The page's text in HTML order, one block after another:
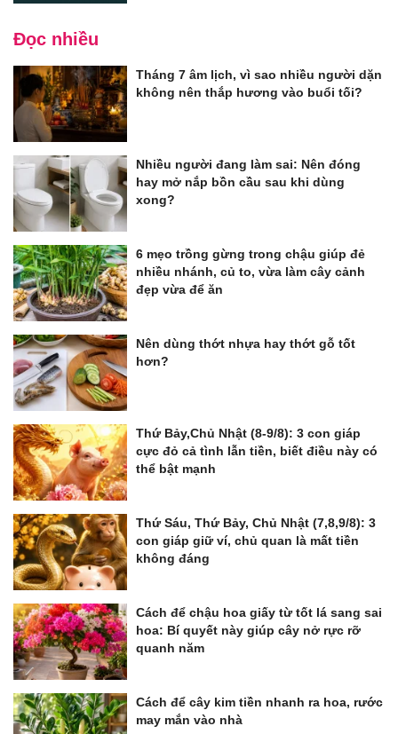
Đọc nhiều
Tháng 7 âm lịch, vì sao nhiều người dặn
không nên thắp hương vào buổi tối?
Nhiều người đang làm sai: Nên đóng
hay mở nắp bồn cầu sau khi dùng
xong?
6 mẹo trồng gừng trong chậu giúp đẻ
nhiều nhánh, củ to, vừa làm cây cảnh
đẹp vừa để ăn
Nên dùng thớt nhựa hay thớt gỗ tốt
hơn?
Thứ Bảy,Chủ Nhật (8-9/8): 3 con giáp
cực đỏ cả tình lẫn tiền, biết điều này có
thể bật mạnh
Thứ Sáu, Thứ Bảy, Chủ Nhật (7,8,9/8): 3
con giáp giữ ví, chủ quan là mất tiền
không đáng
Cách để chậu hoa giấy từ tốt lá sang sai
hoa: Bí quyết này giúp cây nở rực rỡ
quanh năm
Cách để cây kim tiền nhanh ra hoa, rước
may mắn vào nhà